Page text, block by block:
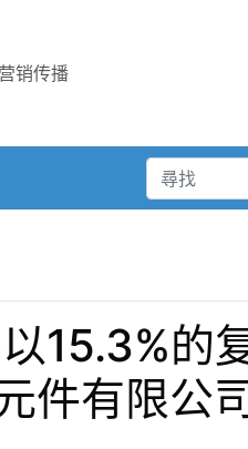
销传播
15.3%的
件有限公